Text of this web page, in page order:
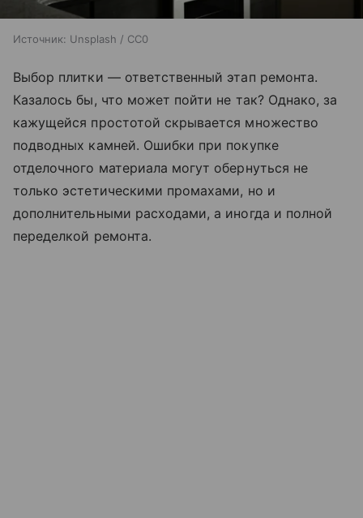
Источник: Unsplash / CC0
Выбор плитки — ответственный этап ремонта.
Казалось бы, что может пойти не так? Однако, за
кажущейся простотой скрывается множество
подводных камней. Ошибки при покупке
отделочного материала могут обернуться не
только эстетическими промахами, но и
дополнительными расходами, а иногда и полной
переделкой ремонта.